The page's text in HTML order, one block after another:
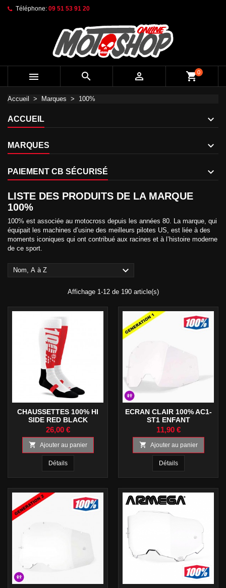
Téléphone: 09 51 53 91 20
   shopping_cart0
Accueil Marques 100%
ACCUEIL
MARQUES
PAIEMENT CB SÉCURISÉ
LISTE DES PRODUITS DE LA MARQUE
100%
100% est associée au motocross depuis les années 80. La marque, qui
équipait les machines d’usine des meilleurs pilotes US, est liée à des
moments iconiques qui ont contribué aux racines et à l’histoire moderne
de ce sport.
Nom, A à Z 
Affichage 1-12 de 190 article(s)
CHAUSSETTES 100% HI
SIDE RED BLACK
26,00 €
 Ajouter au panier
Détails
ECRAN CLAIR 100% AC1-
ST1 ENFANT
11,90 €
 Ajouter au panier
Détails